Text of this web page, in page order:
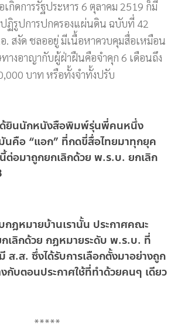
เกิดการรัฐประหาร 6 ตุลาคม 2519 ก็มี
ฏิรูปการปกครองแผ่นดิน ฉบับที่ 42
. สงัด ชลออยู่ มีเนื้อหาควบคุมสื่อเหมือน
างอาญากับผู้ฝ่าฝืนคือจำคุก 6 เดือนถึง
บาท หรือทั้งจำทั้งปรับ
ด้ยินนักหนังสือพิมพ์รุ่นพี่คนหนึ่ง
นคือ “แอก” ที่กดขี่สื่อไทยมาทุกยุค
อมาถูกยกเลิกด้วย พ.ร.บ. ยกเลิก
กฎหมายบ้านเรานั้น ประกาศคณะ
กเลิกด้วย กฎหมายระดับ พ.ร.บ. ที่
ส.ส. ซึ่งได้รับการเลือกตั้งมาอย่างถูก
กับตอนประกาศใช้ที่ทำด้วยคนๆ เดียว
*****